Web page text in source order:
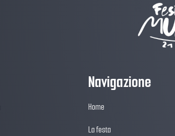
Navigazione
Home
La festa